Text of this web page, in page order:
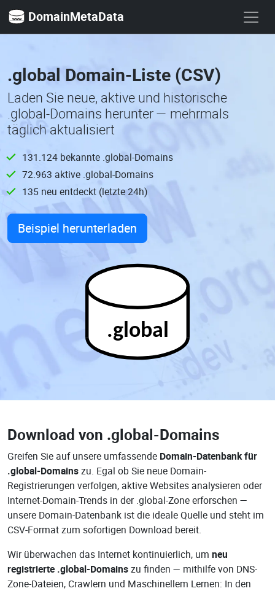
DomainMetaData
.global Domain-Liste (CSV)
Laden Sie neue, aktive und historische
.global-Domains herunter — mehrmals
täglich aktualisiert
131.124 bekannte .global-Domains
72.963 aktive .global-Domains
135 neu entdeckt (letzte 24h)
Beispiel herunterladen
.global
Download von .global-Domains
Greifen Sie auf unsere umfassende Domain-Datenbank für
.global-Domainszu. Egal ob Sie neue Domain-
Registrierungen verfolgen, aktive Websites analysieren oder
Internet-Domain-Trends in der .global-Zone erforschen —
unsere Domain-Datenbank ist die ideale Quelle und steht im
CSV-Format zum sofortigen Download bereit.
Wir überwachen das Internet kontinuierlich, um neu
registrierte .global-Domainszu finden — mithilfe von DNS-
Zone-Dateien, Crawlern und Maschinellem Lernen: In den